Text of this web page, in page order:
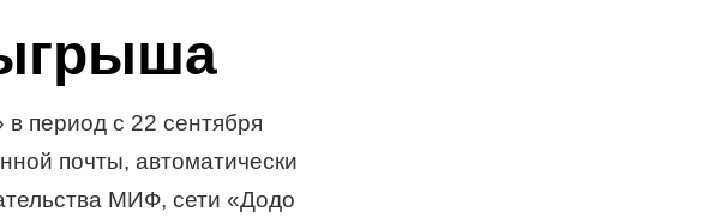
период с 22 сентября
почты, автоматически
МИФ, сети «Додо